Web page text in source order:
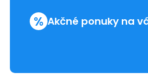
% Akčné ponuky na